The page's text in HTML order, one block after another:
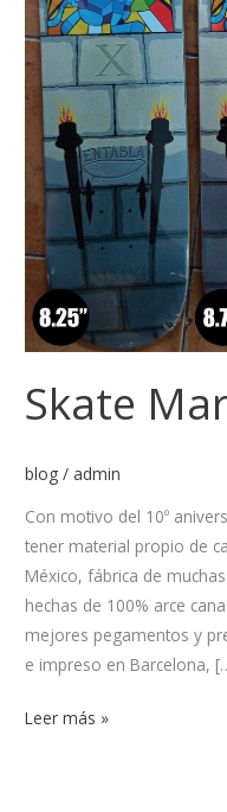
Skate
blog / admin
Con motivo del 10º
tener material propio de
México, fábrica de
hechas de 100% arce
mejores pegamentos y
e impreso en Barcelona,
Leer más »